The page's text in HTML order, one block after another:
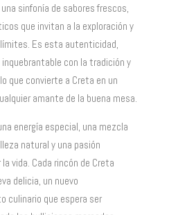
sinfonía de sabores frescos,
que invitan a la exploración y
Es esta autenticidad,
con la tradición y
que convierte a Creta en un
amante de la buena mesa.
energía especial, una mezcla
natural y una pasión
vida. Cada rincón de Creta
delicia, un nuevo
culinario que espera ser